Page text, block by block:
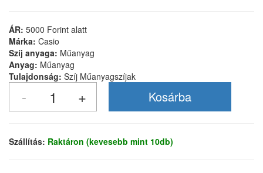
ÁR: 5000 Forint alatt
Márka: Casio
Szíj anyaga: Műanyag
Anyag: Műanyag
Tulajdonság: Szíj Műanyagszíjak
Szállítás: Raktáron (kevesebb mint 10db)